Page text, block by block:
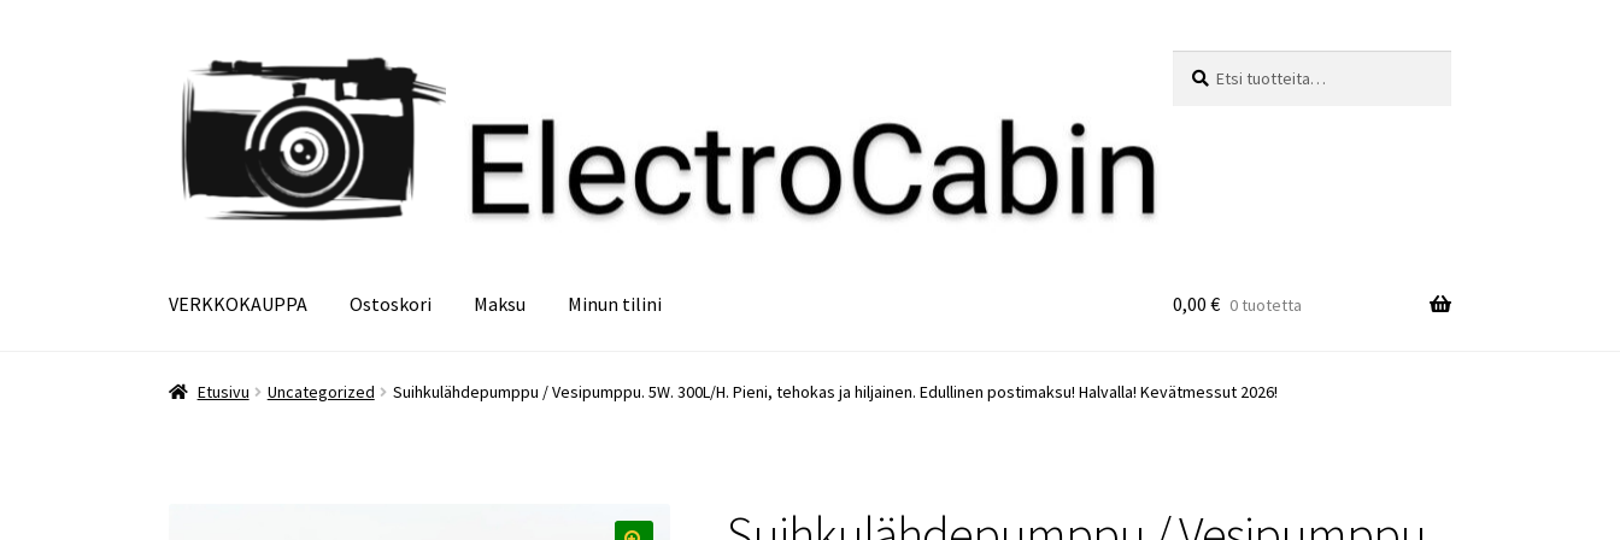
Siirry
navigointiin
Siirry
sisältöön
VERKKOKAUPPA Ostoskori Maksu Minun tilini
Etusivu Maksu Minun tilini Ostoskori
0,00 € 0 tuotetta
Etusivu Uncategorized Suihkulähdepumppu / Vesipumppu. 5W. 300L/H. Pieni, tehokas ja hiljainen. Edullinen postimaksu! Halvalla! Kevätmessut 2026!